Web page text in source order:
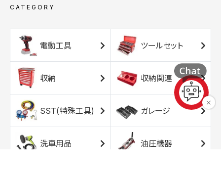
CATEGORY
電動工具 ツールセット
収納 収納関連
SST(特殊工具) ガレージ
洗車用品 油圧機器